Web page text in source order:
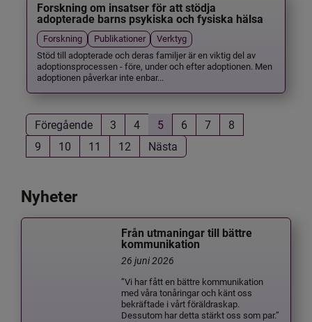
Forskning om insatser för att stödja
adopterade barns psykiska och fysiska hälsa
Forskning Publikationer
Verktyg
Stöd till adopterade och deras familjer är en viktig del av
adoptionsprocessen - före, under och efter adoptionen. Men
adoptionen påverkar inte enbar...
Föregående 3 4 5 6 7
8
9
10 11 12 Nästa
Nyheter
Från utmaningar till bättre
kommunikation
26 juni 2026
”Vi har fått en bättre kommunikation
med våra tonåringar och känt oss
bekräftade i vårt föräldraskap.
Dessutom har detta stärkt oss som par.”